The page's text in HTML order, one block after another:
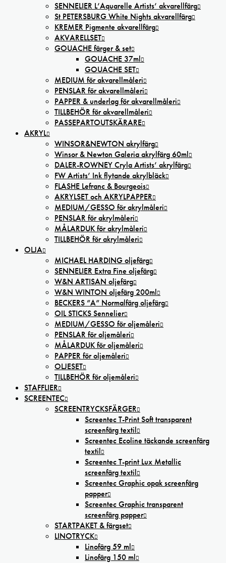
SENNELIER L’Aquarelle Artists’ akvarellfärg
St PETERSBURG White Nights akvarellfärg
KREMER Pigmente akvarellfärg
AKVARELLSET
GOUACHE färger & set
GOUACHE 37ml
GOUACHE SET
MEDIUM för akvarellmåleri
PENSLAR för akvarellmåleri
PAPPER & underlag för akvarellmåleri
TILLBEHÖR för akvarellmåleri
PASSEPARTOUTSKÄRARE
AKRYL
WINSOR&NEWTON akrylfärg
Winsor & Newton Galeria akrylfärg 60ml
DALER-ROWNEY Cryla Artists’ akrylfärg
FW Artists’ Ink flytande akrylbläck
FLASHE Lefranc & Bourgeois
AKRYLSET och AKRYLPAPPER
MEDIUM/GESSO för akrylmåleri
PENSLAR för akrylmåleri
MÅLARDUK för akrylmåleri
TILLBEHÖR för akrylmåleri
OLJA
MICHAEL HARDING oljefärg
SENNELIER Extra Fine oljefärg
W&N ARTISAN oljefärg
W&N WINTON oljefärg 200ml
BECKERS ”A” Normalfärg oljefärg
OIL STICKS Sennelier
MEDIUM/GESSO för oljemåleri
PENSLAR för oljemåleri
MÅLARDUK för oljemåleri
PAPPER för oljemåleri
OLJESET
TILLBEHÖR för oljemåleri
STAFFLIER
SCREENTEC
SCREENTRYCKSFÄRGER
Screentec T-Print Soft transparent
screenfärg textil
Screentec Ecoline täckande screenfärg
textil
Screentec T-print Lux Metallic
screenfärg textil
Screentec Graphic opak screenfärg
papper
Screentec Graphic transparent
screenfärg papper
STARTPAKET & färgset
LINOTRYCK
Linofärg 59 ml
Linofärg 150 ml